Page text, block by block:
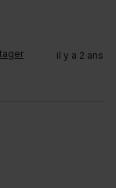
il y a 2 ans